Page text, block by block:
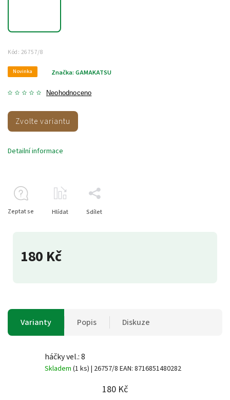
Kód: 26757/8
Novinka
Neohodnoceno
Značka: GAMAKATSU
180 Kč
Zvolte variantu
Detailní informace
Zeptat se Hlídat Sdílet
Varianty Popis Diskuze
háčky vel.: 8
Skladem (1 ks) | 26757/8 EAN: 8716851480282
180 Kč